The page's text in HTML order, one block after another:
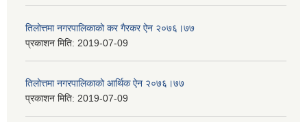
तिलोत्तमा नगरपालिकाको कर गैरकर ऐन २०७६।७७
प्रकाशन मिति: 2019-07-09
तिलोत्तमा नगरपालिकाको आर्थिक ऐन २०७६।७७
प्रकाशन मिति: 2019-07-09